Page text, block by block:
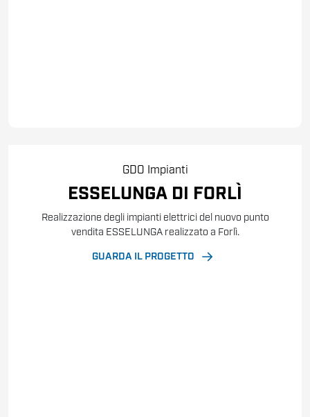
GDO Impianti
ESSELUNGA DI FORLÌ
Realizzazione degli impianti elettrici del nuovo punto
vendita ESSELUNGA realizzato a Forlì.
GUARDA IL PROGETTO